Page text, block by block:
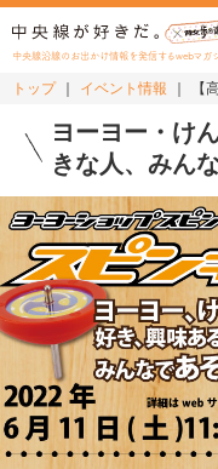
中央線沿線のお出かけ情報を発信するwebマガ
グルメ・カフェ
スイーツ・テイクアウ
おでかけ
ショッピング
中央線カルチャー
特集
トップ イベント情報 【
ヨーヨー・け
きな人、みん